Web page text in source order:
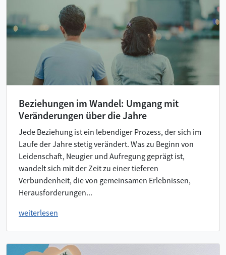
Beziehungen im Wandel: Umgang mit
Veränderungen über die Jahre
Jede Beziehung ist ein lebendiger Prozess, der sich im
Laufe der Jahre stetig verändert. Was zu Beginn von
Leidenschaft, Neugier und Aufregung geprägt ist,
wandelt sich mit der Zeit zu einer tieferen
Verbundenheit, die von gemeinsamen Erlebnissen,
Herausforderungen...
weiterlesen